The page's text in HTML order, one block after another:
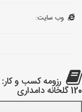
وب سایت:
120 گلخانه دامداری